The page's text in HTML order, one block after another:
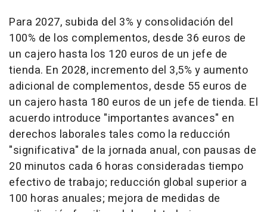
Para 2027, subida del 3% y consolidación del
100% de los complementos, desde 36 euros de
un cajero hasta los 120 euros de un jefe de
tienda. En 2028, incremento del 3,5% y aumento
adicional de complementos, desde 55 euros de
un cajero hasta 180 euros de un jefe de tienda. El
acuerdo introduce "importantes avances" en
derechos laborales tales como la reducción
"significativa" de la jornada anual, con pausas de
20 minutos cada 6 horas consideradas tiempo
efectivo de trabajo; reducción global superior a
100 horas anuales; mejora de medidas de